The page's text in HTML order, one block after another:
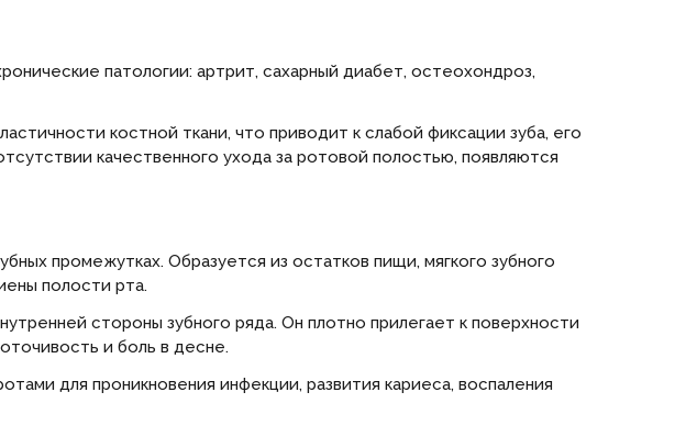
патологии: артрит, сахарный диабет, остеохондроз,
костной ткани, что приводит к слабой фиксации зуба, его
качественного ухода за ротовой полостью, появляются
промежутках. Образуется из остатков пищи, мягкого зубного
полости рта.
стороны зубного ряда. Он плотно прилегает к поверхности
и боль в десне.
для проникновения инфекции, развития кариеса, воспаления